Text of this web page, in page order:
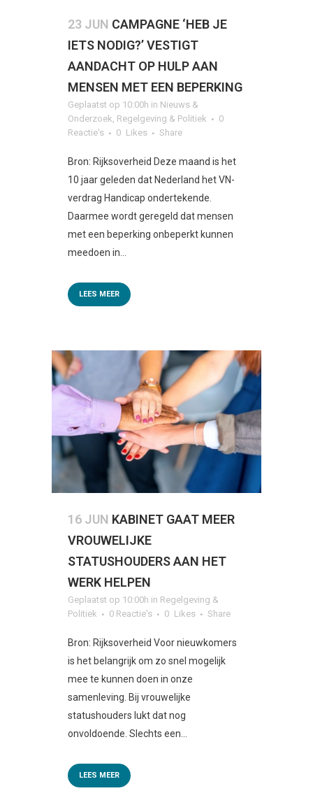
23 JUN CAMPAGNE ‘HEB JE
IETS NODIG?’ VESTIGT
AANDACHT OP HULP AAN
MENSEN MET EEN BEPERKING
Geplaatst op 10:00h in Nieuws &
Onderzoek Regelgeving & Politiek
0
Reactie's
0 Likes Share
Bron: Rijksoverheid Deze maand is het
10 jaar geleden dat Nederland het VN-
verdrag Handicap ondertekende.
Daarmee wordt geregeld dat mensen
met een beperking onbeperkt kunnen
meedoen in...
LEES MEER
16 JUN KABINET GAAT MEER
VROUWELIJKE
STATUSHOUDERS AAN HET
WERK HELPEN
Geplaatst op 10:00h in Regelgeving &
Politiek
0 Reactie's 0 Likes Share
Bron: Rijksoverheid Voor nieuwkomers
is het belangrijk om zo snel mogelijk
mee te kunnen doen in onze
samenleving. Bij vrouwelijke
statushouders lukt dat nog
onvoldoende. Slechts een...
LEES MEER